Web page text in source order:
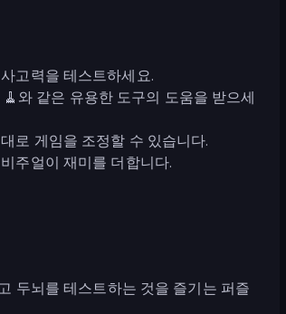
고력을 테스트하세요.
와 같은 유용한 도구의 도움을 받으세
로 게임을 조정할 수 있습니다.
주얼이 재미를 더합니다.
두뇌를 테스트하는 것을 즐기는 퍼즐